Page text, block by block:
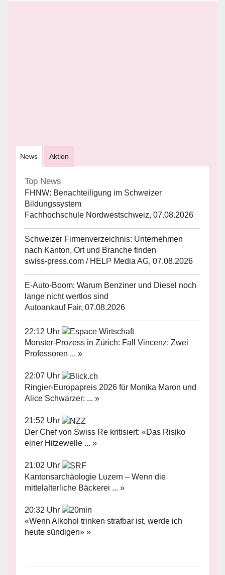
News Aktion
Top News
FHNW: Benachteiligung im Schweizer
Bildungssystem
Fachhochschule Nordwestschweiz, 07.08.2026
Schweizer Firmenverzeichnis: Unternehmen
nach Kanton, Ort und Branche finden
swiss-press.com / HELP Media AG, 07.08.2026
E-Auto-Boom: Warum Benziner und Diesel noch
lange nicht wertlos sind
Autoankauf Fair, 07.08.2026
22:12 Uhr
Monster-Prozess in Zürich: Fall Vincenz: Zwei
Professoren ... »
22:07 Uhr
Ringier-Europapreis 2026 für Monika Maron und
Alice Schwarzer: ... »
21:52 Uhr
Der Chef von Swiss Re kritisiert: «Das Risiko
einer Hitzewelle ... »
21:02 Uhr
Kantonsarchäologie Luzern – Wenn die
mittelalterliche Bäckerei ... »
20:32 Uhr
«Wenn Alkohol trinken strafbar ist, werde ich
heute sündigen» »